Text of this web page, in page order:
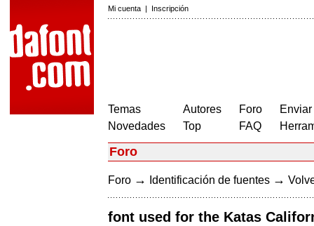
Mi cuenta | Inscripción
Temas
Novedades
Autores
Top
Foro
FAQ
Foro
Foro → Identificación de fuentes →
font used for the Katas